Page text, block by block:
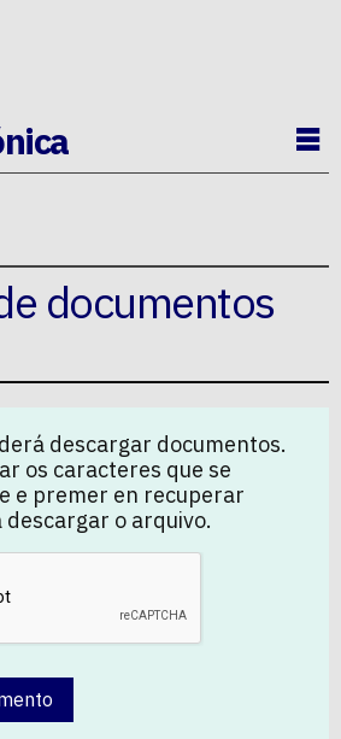
documentos
descargar documentos.
os caracteres que se
e premer en recuperar
o arquivo.